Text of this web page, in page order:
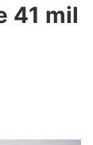
41 mil